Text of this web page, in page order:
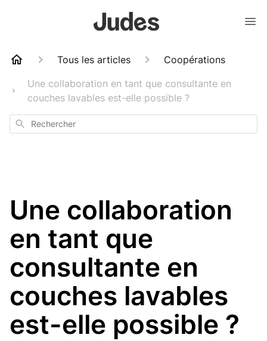
Tous les articles
Coopérations
Une collaboration en tant que consultante en
couches lavables est-elle possible ?
Rechercher
Une collaboration
en tant que
consultante en
couches lavables
est-elle possible ?